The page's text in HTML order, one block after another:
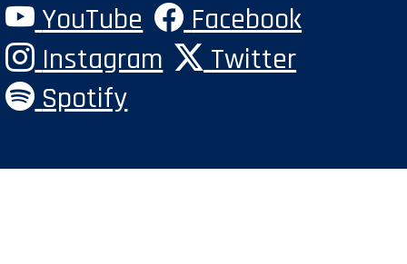
YouTube
Facebook
Instagram
Twitter
Spotify